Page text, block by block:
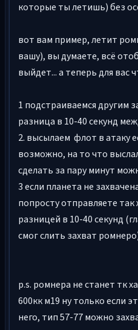
которые ты летишь) без
вот вам пример, летит
вашу), вы думаете, всё
выйдет... а теперь для вас
1 подстраиваемся другим
разница в 10-40 секунд
2. высылаем флот в атаку
возможно, на то что
сделать за пару минут
3 если планета не
попросту отправляете
разницей в 10-40 секунд
смог слить захват
p.s. ромнера не станет тк
600кк м19 ну только если
него, тип 57-77 можно